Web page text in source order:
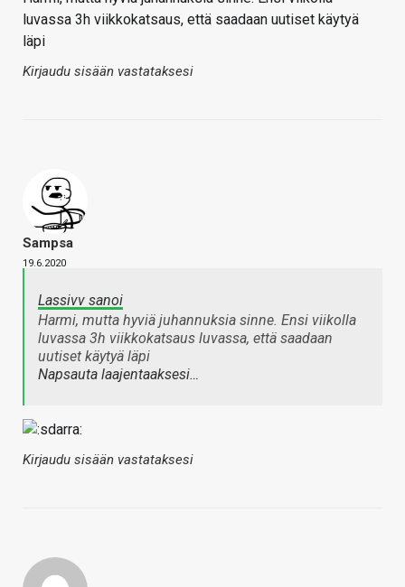
luvassa 3h viikkokatsaus, että saadaan uutiset käytyä
läpi
Kirjaudu sisään vastataksesi
Sampsa
19.6.2020
Lassivv sanoi
Harmi, mutta hyviä juhannuksia sinne. Ensi viikolla
luvassa 3h viikkokatsaus luvassa, että saadaan
uutiset käytyä läpi
Napsauta laajentaaksesi…
Kirjaudu sisään vastataksesi